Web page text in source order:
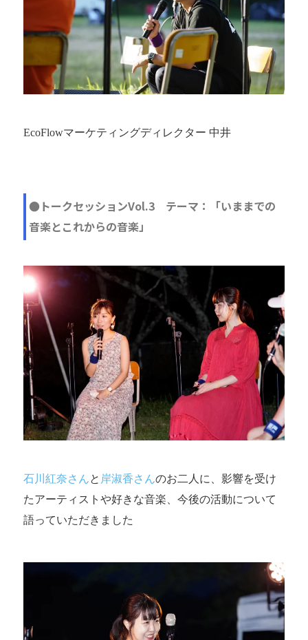
EcoFlowマーケティングディレクター 中井
●トークセッションVol.3 テーマ：「いままでの
音楽とこれからの音楽」
石川紅奈さんと 岸淑香さんのお二人に、影響を受け
たアーティストや好きな音楽、今後の活動について
語っていただきました